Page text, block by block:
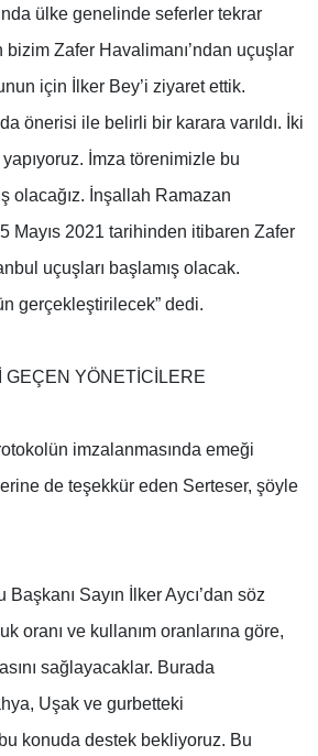
ülke genelinde seferler tekrar
bizim Zafer Havalimanı’ndan uçuşlar
için İlker Bey’i ziyaret ettik.
önerisi ile belirli bir karara varıldı. İki
yapıyoruz. İmza törenimizle bu
olacağız. İnşallah Ramazan
Mayıs 2021 tarihinden itibaren Zafer
uçuşları başlamış olacak.
gerçekleştirilecek” dedi.
GEÇEN YÖNETİCİLERE
imzalanmasında emeği
de teşekkür eden Serteser, şöyle
Sayın İlker Aycı’dan söz
oranı ve kullanım oranlarına göre,
sağlayacaklar. Burada
Uşak ve gurbetteki
konuda destek bekliyoruz. Bu